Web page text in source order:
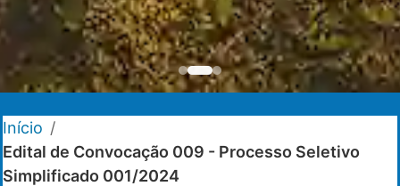
Início /
Edital de Convocação 009 - Processo Seletivo
Simplificado 001/2024